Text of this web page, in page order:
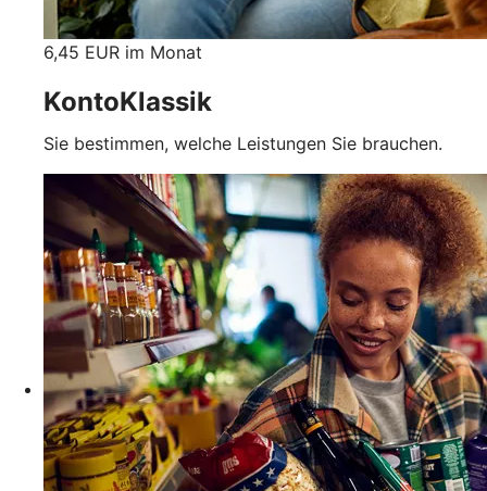
6,45 EUR im Monat
KontoKlassik
Sie bestimmen, welche Leistungen Sie brauchen.